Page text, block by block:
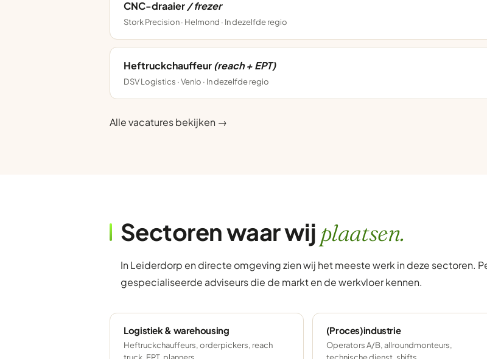
CNC-draaier / frezer
Stork Precision · Helmond · In dezelfde regio
Heftruckchauffeur(reach + EPT)
DSV Logistics · Venlo · In dezelfde regio
Alle vacatures bekijken →
Sectoren waar wij plaatsen.
In Leiderdorp en directe omgeving zien wij het meeste werk in deze sectoren.
gespecialiseerde adviseurs die de markt en de werkvloer kennen.
Logistiek & warehousing
Heftruckchauffeurs, orderpickers, reach
(Proces)industrie
Operators A/B, allroundmonteurs,